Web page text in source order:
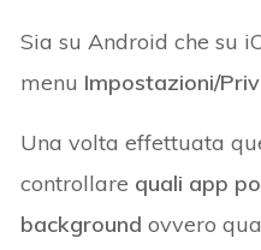
Sia su Android che su
menu Impostazioni/
Una volta effettuata
controllare quali app
background ovvero